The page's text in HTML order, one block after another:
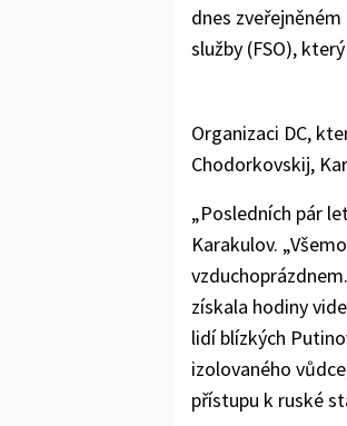
dnes
služby (FSO),
Organizaci DC,
Chodorkovskij,
„Posledních pár
Karakulov.
získala hodiny
lidí blízkých
izolovaného
přístupu k ruské